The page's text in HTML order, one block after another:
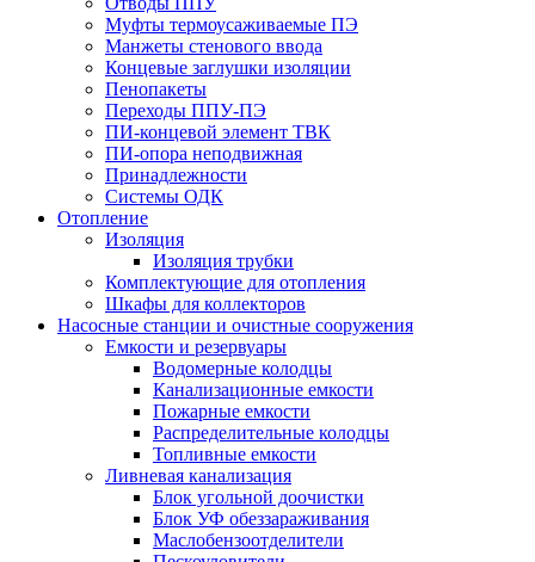
Муфты термоусаживаемые ПЭ
Манжеты стенового ввода
Концевые заглушки изоляции
Пенопакеты
Переходы ППУ-ПЭ
ПИ-концевой элемент ТВК
ПИ-опора неподвижная
Принадлежности
Системы ОДК
Отопление
Изоляция
Изоляция трубки
Комплектующие для отопления
Шкафы для коллекторов
Насосные станции и очистные сооружения
Емкости и резервуары
Водомерные колодцы
Канализационные емкости
Пожарные емкости
Распределительные колодцы
Топливные емкости
Ливневая канализация
Блок угольной доочистки
Блок УФ обеззараживания
Маслобензоотделители